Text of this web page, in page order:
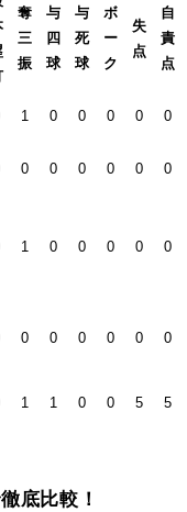
奪
三
振
与
四
球
与
死
球
ボ
ー
ク
失
点
自
責
点
1 0 0 0 0 0
0 0 0 0 0 0
1 0 0 0 0 0
0 0 0 0 0 0
1 1 0 0 5 5
底比較！